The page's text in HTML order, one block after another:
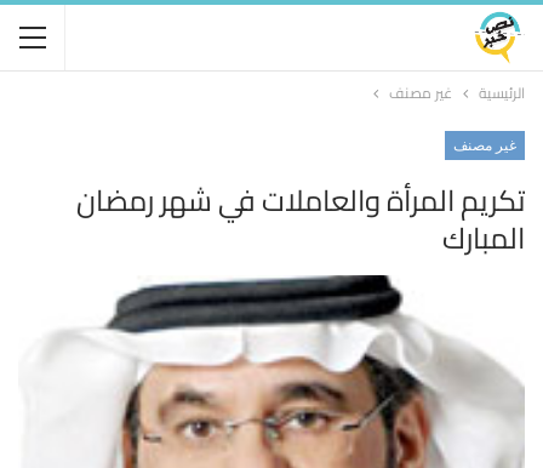
الرئيسية غير مصنف
غير مصنف
تكريم المرأة والعاملات في شهر رمضان
المبارك